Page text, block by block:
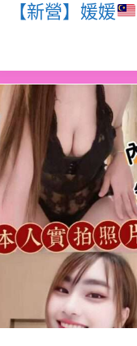
【新營】媛媛